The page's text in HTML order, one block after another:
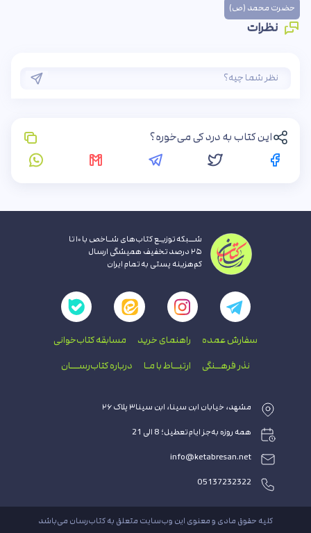
حضرت محمد (ص)
نظرات
این کتاب به درد کی می‌خوره؟
شــبکه توزیـع کتاب‌های شـاخص با ۱۰ تا
۲۵ درصد تخفیف همیشگی ارسال
کم‌هزینه پستی به تمام ایران
سفارش عمده راهنمای‌ خرید مسابقه کتاب‌خوانی
نذر فرهــنگی ارتبــاط با‌ مـا درباره کتاب‌رســـان
مشهد، خیابان ابن سینا، ابن سینا۳ پلاک ۲۶
همه روزه به‌جز ایام تعطیل؛ 8 الی 21
info@ketabresan.net
05137232322
کلیه حقوق مادی و معنوی این وب‌سایت متعلق به کتاب‌رسان می‌باشد